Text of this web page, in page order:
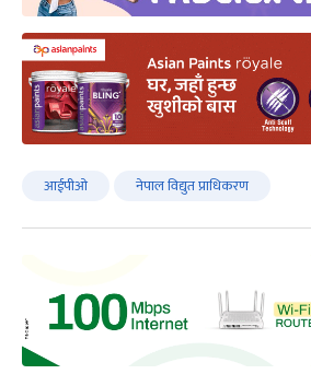
आईपीओ नेपाल विद्युत प्राधिकरण